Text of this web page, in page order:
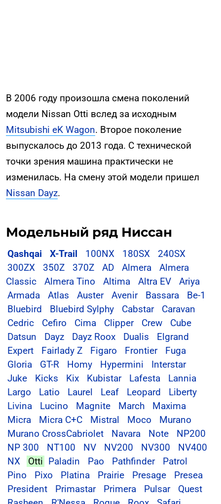
В 2006 году произошла смена поколений
модели Nissan Otti вслед за исходным
Mitsubishi eK Wagon. Второе поколение
выпускалось до 2013 года. С технической
точки зрения машина практически не
изменилась. На смену этой модели пришел
Nissan Dayz.
Модельный ряд Ниссан
Qashqai X-Trail 100NX 180SX
240SX
300ZX
350Z 370Z AD Almera
Almera
Classic
Almera Tino Altima Altra EV
Ariya
Armada
Atlas Auster Avenir Bassara
Be-1
Bluebird
Bluebird Sylphy Cabstar
Caravan
Cedric
Cefiro Cima Clipper Crew
Cube
Datsun
Dayz Dayz Roox Dualis
Elgrand
Expert
Fairlady Z Figaro Frontier
Fuga
Gloria
GT-R Homy Hypermini
Interstar
Juke
Kicks Kix Kubistar Lafesta
Lannia
Largo
Latio Laurel Leaf Leopard
Liberty
Livina
Lucino Magnite March
Maxima
Micra
Micra C+C Mistral Moco
Murano
Murano CrossCabriolet
Navara Note
NP200
NP 300
NT100 NV NV200 NV300
NV400
NX
Otti Paladin Pao Pathfinder
Patrol
Pino
Pixo Platina Prairie Presage
Presea
President
Primastar Primera Pulsar
Quest